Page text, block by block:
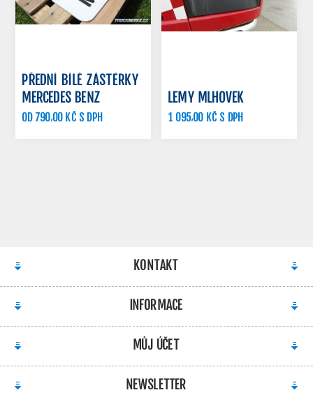
PŘEDNÍ BÍLÉ ZÁSTĚRKY
MERCEDES BENZ
OD 790,00 KČ S DPH
LEMY MLHOVEK
1 095,00 KČ S DPH
KONTAKT
INFORMACE
MŮJ ÚČET
NEWSLETTER